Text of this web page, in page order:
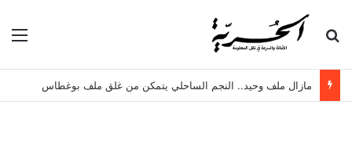
بحث عن
مازال ملف وحيد.. النجم الساحلي يتمكن من غلق ملف بوغطاس